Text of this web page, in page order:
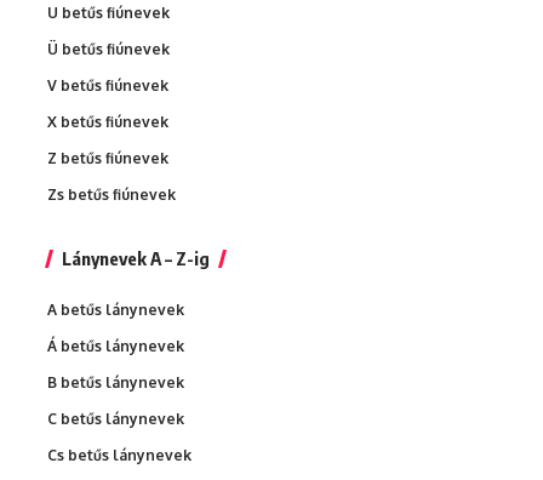
U betűs fiúnevek
Ü betűs fiúnevek
V betűs fiúnevek
X betűs fiúnevek
Z betűs fiúnevek
Zs betűs fiúnevek
Lánynevek A – Z-ig
A betűs lánynevek
Á betűs lánynevek
B betűs lánynevek
C betűs lánynevek
Cs betűs lánynevek